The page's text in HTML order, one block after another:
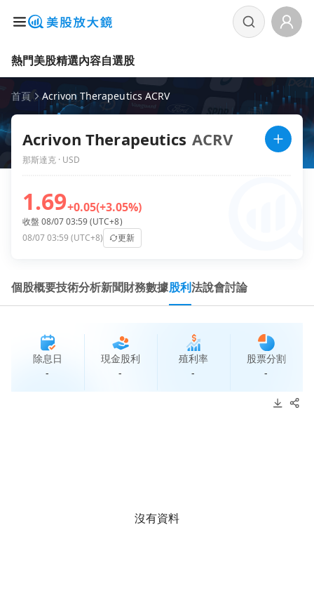
熱門美股精選內容自選股
首頁 Acrivon Therapeutics ACRV
Acrivon Therapeutics ACRV
那斯達克 · USD
1.69+0.05(+3.05%)
收盤 08/07 03:59 (UTC+8)
08/07 03:59 (UTC+8)
更新
個股概要技術分析新聞財務數據股利法說會討論
除息日
-
現金股利
-
殖利率
-
股票分割
-
沒有資料